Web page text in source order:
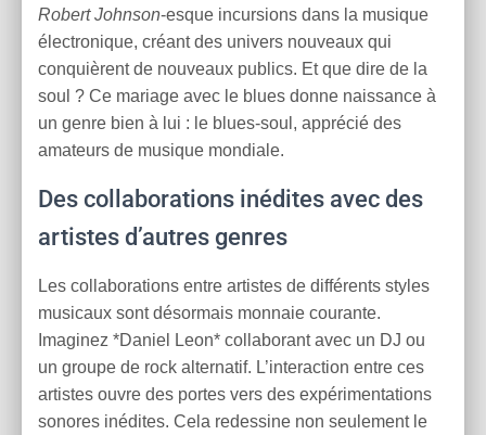
Robert Johnson-esque incursions dans la musique
électronique, créant des univers nouveaux qui
conquièrent de nouveaux publics. Et que dire de la
soul ? Ce mariage avec le blues donne naissance à
un genre bien à lui : le blues-soul, apprécié des
amateurs de musique mondiale.
Des collaborations inédites avec des
artistes d’autres genres
Les collaborations entre artistes de différents styles
musicaux sont désormais monnaie courante.
Imaginez *Daniel Leon* collaborant avec un DJ ou
un groupe de rock alternatif. L’interaction entre ces
artistes ouvre des portes vers des expérimentations
sonores inédites. Cela redessine non seulement le